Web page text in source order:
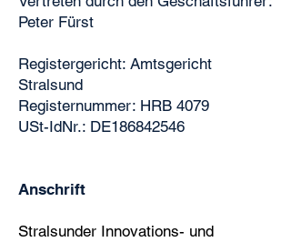
Peter Fürst
Registergericht: Amtsgericht
Stralsund
Registernummer: HRB 4079
USt-IdNr.: DE186842546
Anschrift
Stralsunder Innovations- und